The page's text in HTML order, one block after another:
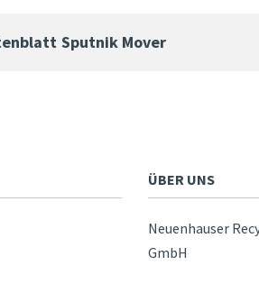
Sputnik Mover
ÜBER UNS
Neuenhauser
GmbH